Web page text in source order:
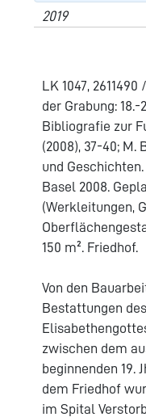
2019
LK 1047,
der Grabung: 18.-
Bibliografie zur
(2008), 37-40; M.
und Geschichten.
Basel 2008.
(Werkleitungen,
150 m². Friedhof.
Von den
Bestattungen
zwischen dem
beginnenden 19.
dem Friedhof
im Spital